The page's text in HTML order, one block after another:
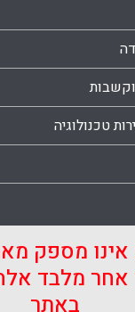
טכנולוגיה
מספק
אחר מלבד
באתר